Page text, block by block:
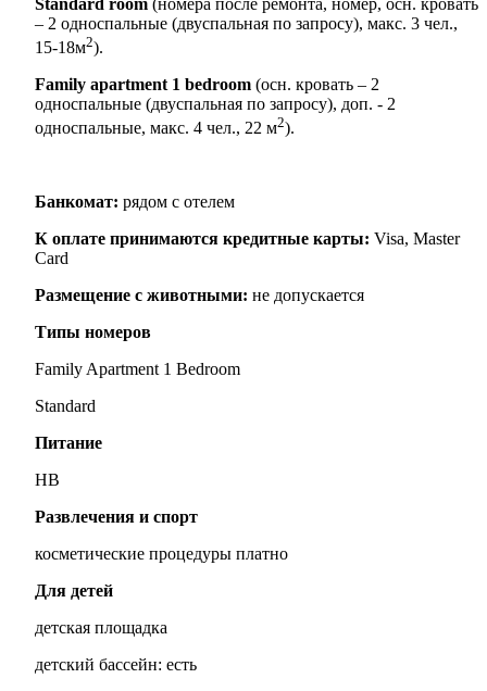
– 2 односпальные (двуспальная по запросу), макс. 3 чел.,
15-18м2).
Family apartment 1 bedroom (осн. кровать – 2
односпальные (двуспальная по запросу), доп. - 2
односпальные, макс. 4 чел., 22 м2).
Банкомат: рядом с отелем
К оплате принимаются кредитные карты: Visa, Master
Card
Размещение с животными: не допускается
Типы номеров
Family Apartment 1 Bedroom
Standard
Питание
HB
Развлечения и спорт
косметические процедуры платно
Для детей
детская площадка
детский бассейн: есть